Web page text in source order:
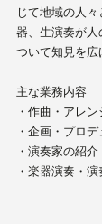
じて地域の人
器、生演奏が人
ついて知見を広
主な業務内容
・作曲・アレン
・企画・プロデ
・演奏家の紹
・楽器演奏・